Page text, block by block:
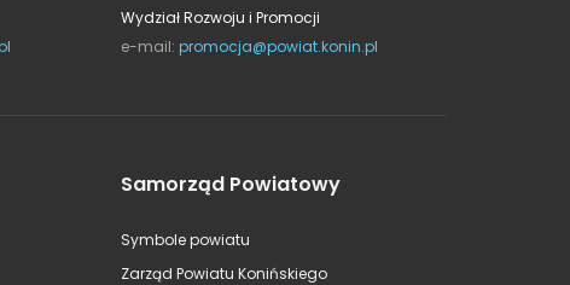
Wydział Rozwoju i Promocji
e-mail: promocja@powiat.konin.pl
Samorząd Powiatowy
Symbole powiatu
Zarząd Powiatu Konińskiego